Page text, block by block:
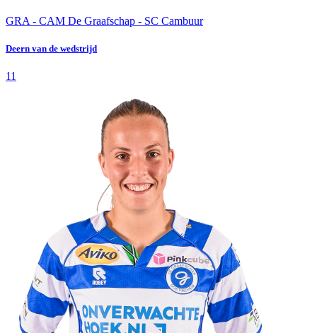
GRA - CAM De Graafschap - SC Cambuur
Deern van de wedstrijd
11